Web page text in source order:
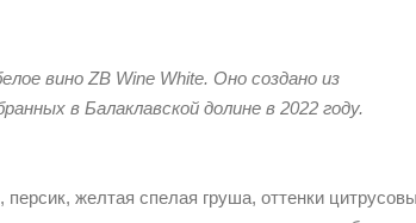
вино ZB Wine White. Оно создано из
в Балаклавской долине в 2022 году.
желтая спелая груша, оттенки